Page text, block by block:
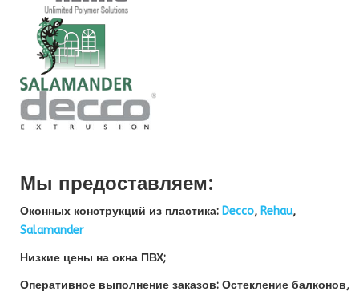
Мы предоставляем:
Оконных конструкций из пластика: Decco, Rehau,
Salamander
Низкие цены на окна ПВХ;
Оперативное выполнение заказов: Остекление балконов,